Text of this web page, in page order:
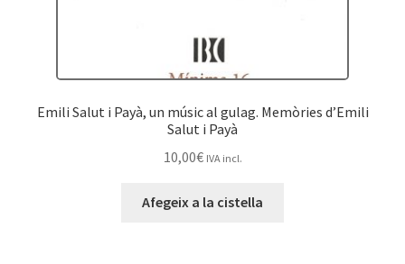
Emili Salut i Payà, un músic al gulag. Memòries d’Emili
Salut i Payà
10,00€ IVA incl.
Afegeix a la cistella